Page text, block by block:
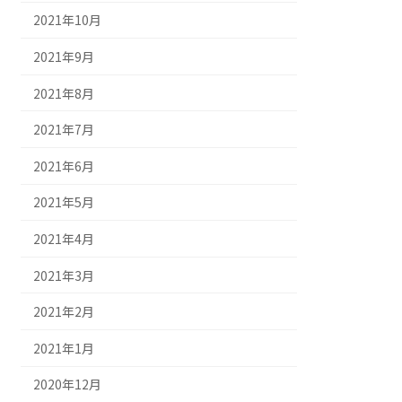
2021年10月
2021年9月
2021年8月
2021年7月
2021年6月
2021年5月
2021年4月
2021年3月
2021年2月
2021年1月
2020年12月